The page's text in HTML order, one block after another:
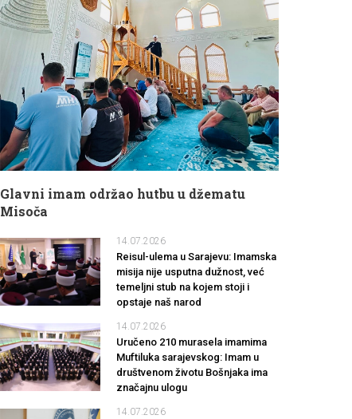
Glavni imam održao hutbu u džematu
Misoča
14.07.2026
Reisul-ulema u Sarajevu: Imamska
misija nije usputna dužnost, već
temeljni stub na kojem stoji i
opstaje naš narod
14.07.2026
Uručeno 210 murasela imamima
Muftiluka sarajevskog: Imam u
društvenom životu Bošnjaka ima
značajnu ulogu
14.07.2026